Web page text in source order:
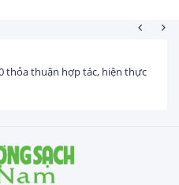
thỏa thuận hợp tác, hiện thực